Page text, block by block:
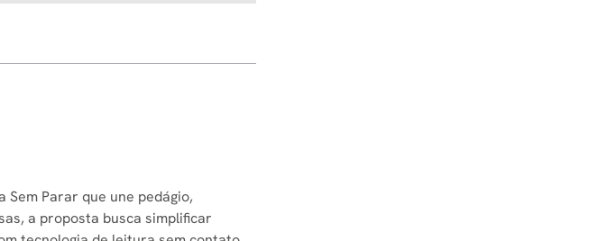
Sem Parar que une pedágio,
a proposta busca simplificar